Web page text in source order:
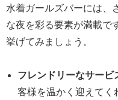
水着ガールズバーには、
な夜を彩る要素が満載で
挙げてみましょう。
フレンドリーなサービ
客様を温かく迎えてく